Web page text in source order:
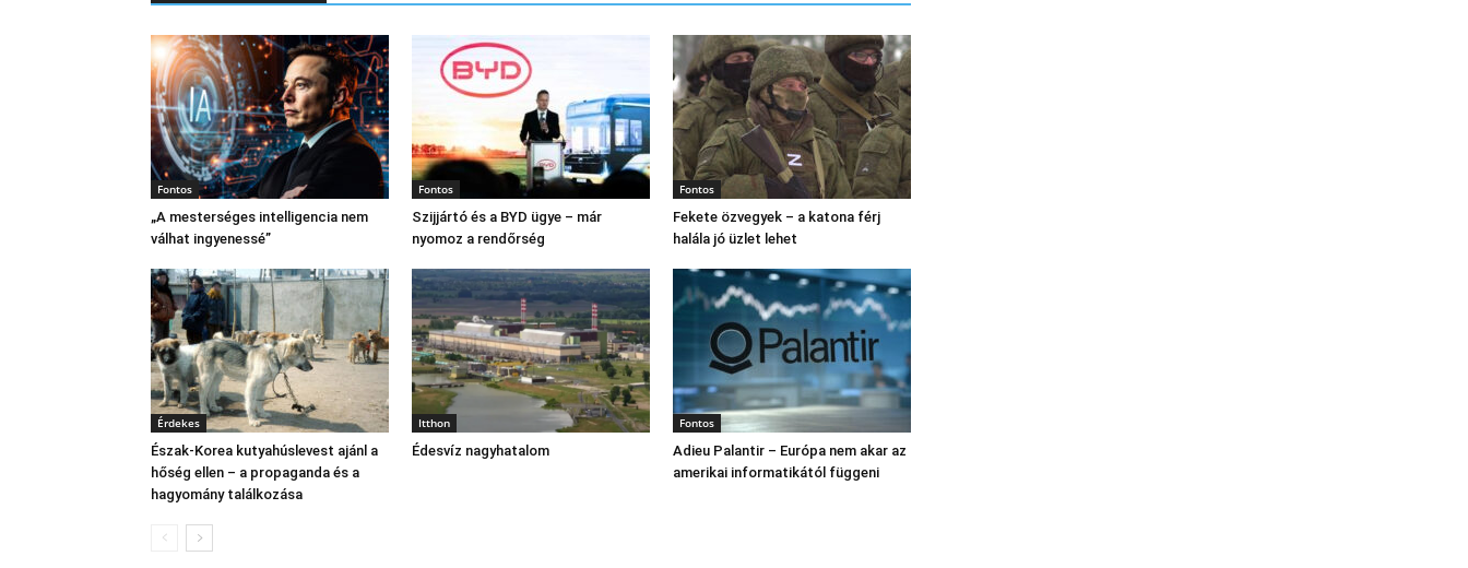
Fontos
„A mesterséges intelligencia nem
válhat ingyenessé”
Fontos
Szijjártó és a BYD ügye – már
nyomoz a rendőrség
Fontos
Fekete özvegyek – a katona férj
halála jó üzlet lehet
Érdekes
Észak‑Korea kutyahúslevest ajánl a
hőség ellen – a propaganda és a
hagyomány találkozása
Itthon
Édesvíz nagyhatalom
Fontos
Adieu Palantir – Európa nem akar az
amerikai informatikától függeni